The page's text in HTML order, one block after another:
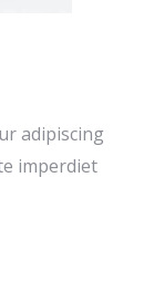
adipiscing
imperdiet